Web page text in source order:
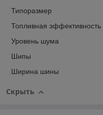
Типоразмер
Топливная эффективность
Уровень шума
Шипы
Ширина шины
Скрыть